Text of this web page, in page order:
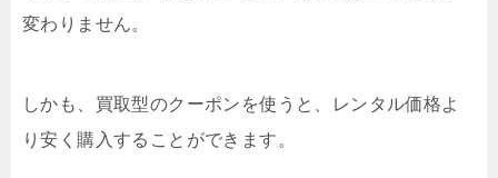
変わりません。
しかも、買取型のクーポンを使うと、レンタル価格よ
り安く購入することができます。